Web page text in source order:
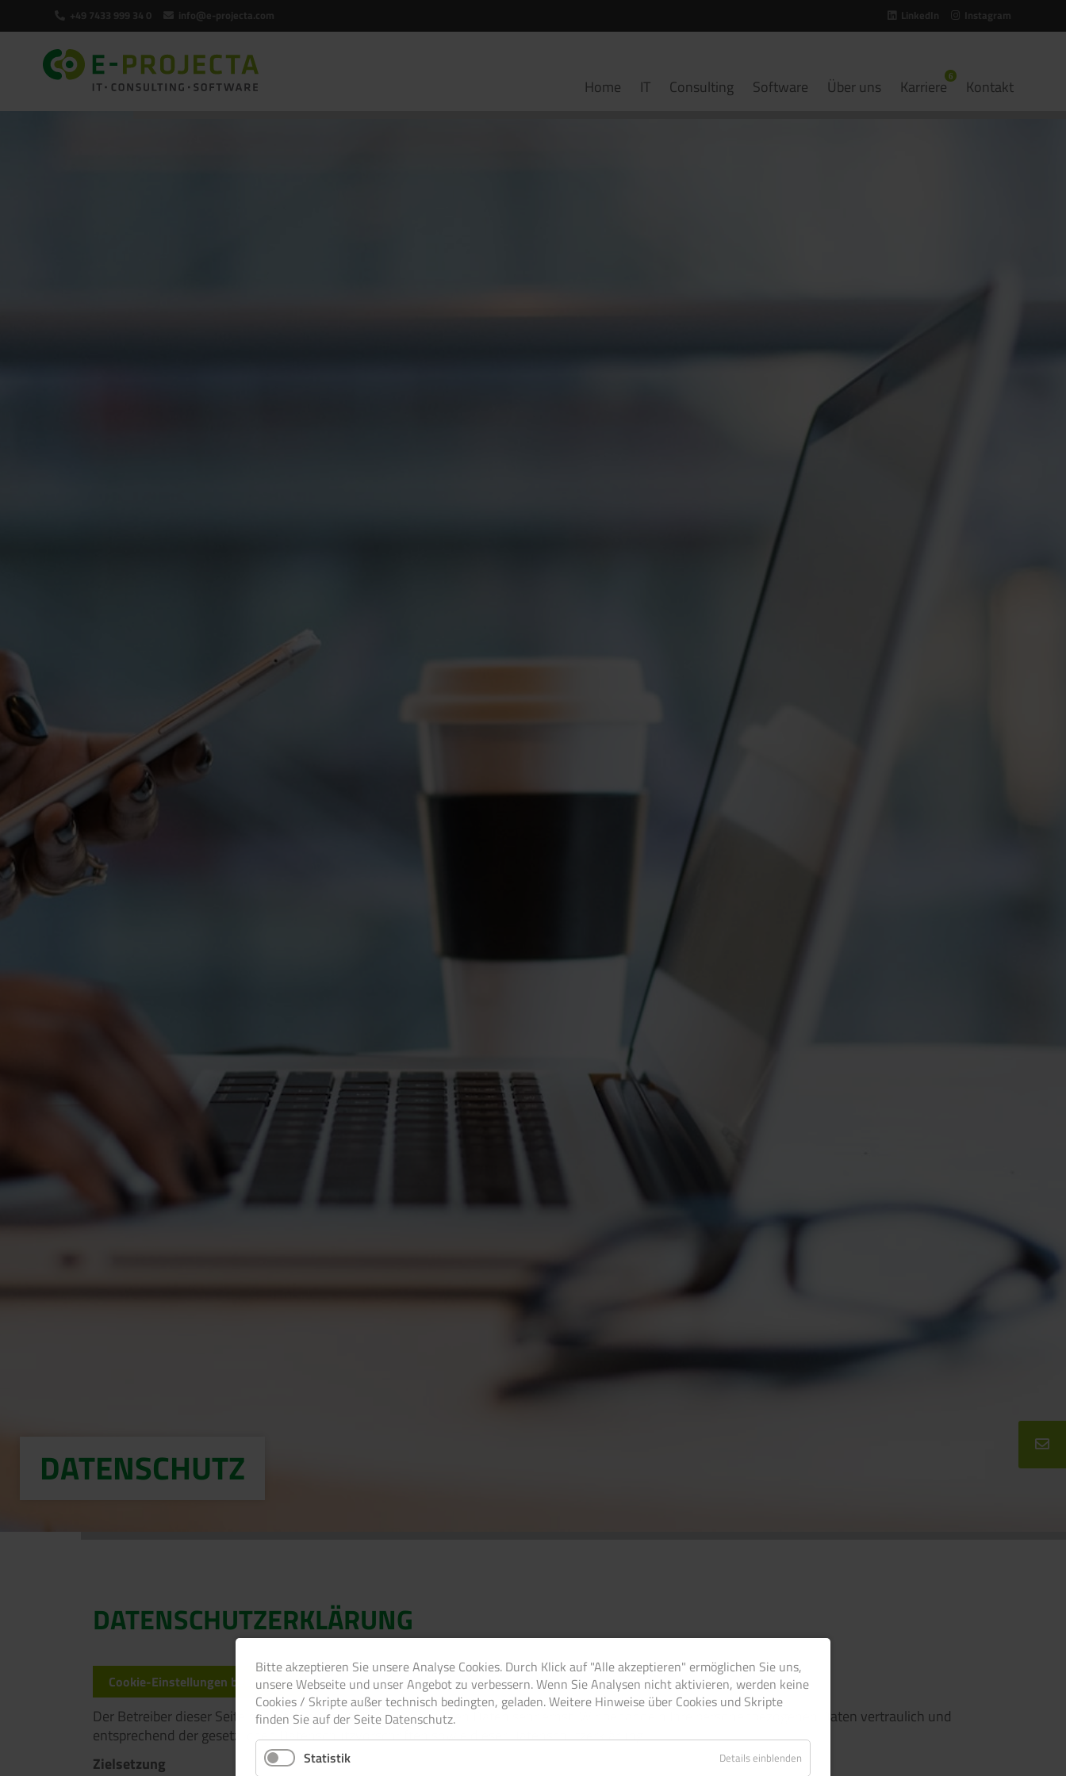
+49 7433 999 34 0 info@e-projecta.com LinkedIn Instagram
Home IT Consulting Software Über uns Karriere Kontakt
DATENSCHUTZ
DATENSCHUTZERKLÄRUNG
Cookie-Einstellungen bearbeiten
Der Betreiber dieser Seite nimmt den Schutz Ihrer persönlichen Daten sehr ernst. Wir behandeln Ihre personenbezogenen Daten vertraulich und
entsprechend der gesetzlichen Datenschutzvorschriften sowie dieser Datenschutzerklärung.
Zielsetzung
Bitte akzeptieren Sie unsere Analyse Cookies. Durch Klick auf "Alle akzeptieren" ermöglichen Sie uns,
unsere Webseite und unser Angebot zu verbessern. Wenn Sie Analysen nicht aktivieren, werden keine
Cookies / Skripte außer technisch bedingten, geladen. Weitere Hinweise über Cookies und Skripte
finden Sie auf der Seite Datenschutz.
Statistik Details einblenden